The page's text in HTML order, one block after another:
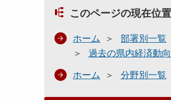
このページの現在位置
ホーム 部署別一覧
過去の県内経済動向
ホーム 分野別一覧